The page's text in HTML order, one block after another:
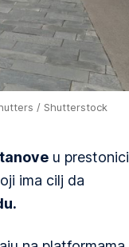
/ Shutterstock
u prestonici
ima cilj da